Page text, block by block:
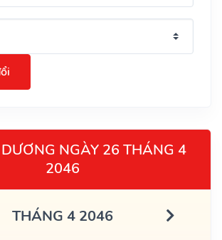
NGÀY 26 THÁNG 4
2046
THÁNG 4 2046